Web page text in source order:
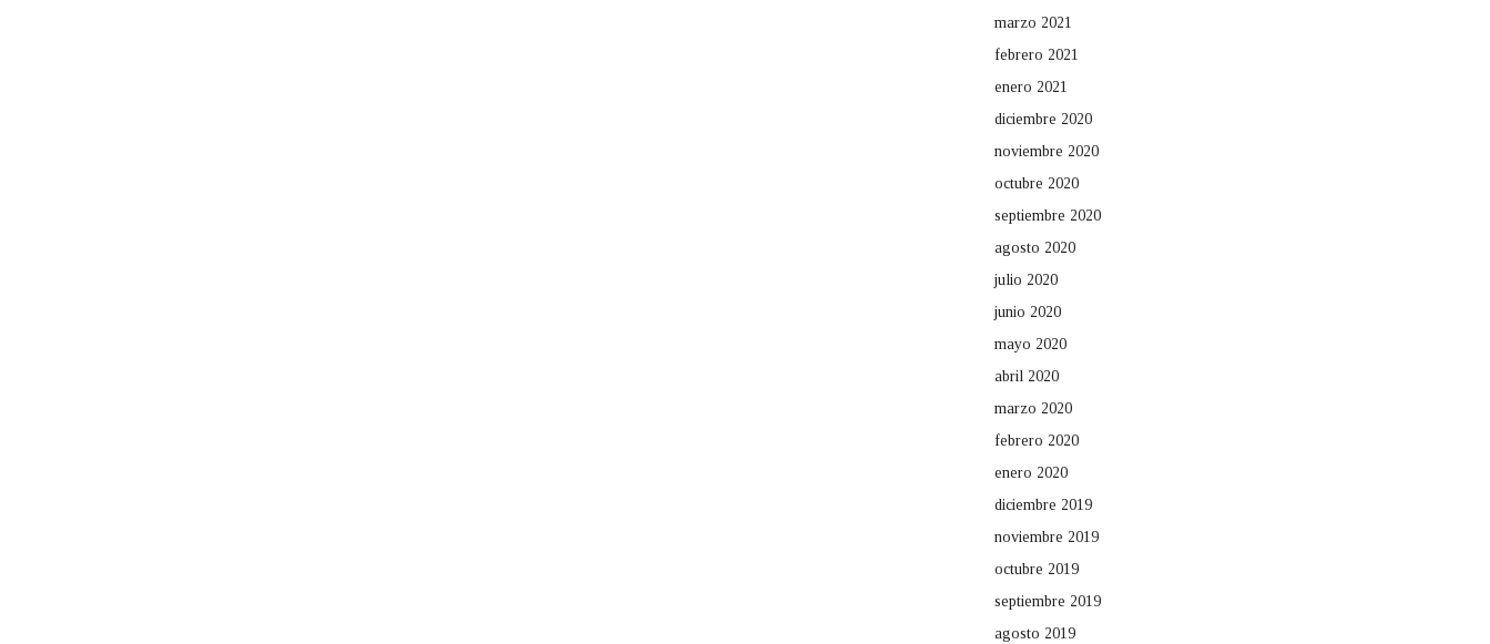
marzo 2021
febrero 2021
enero 2021
diciembre 2020
noviembre 2020
octubre 2020
septiembre 2020
agosto 2020
julio 2020
junio 2020
mayo 2020
abril 2020
marzo 2020
febrero 2020
enero 2020
diciembre 2019
noviembre 2019
octubre 2019
septiembre 2019
agosto 2019